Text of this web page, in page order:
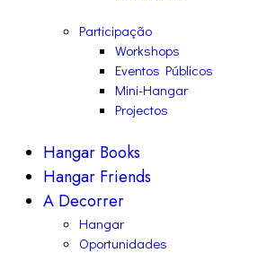
Participação
Workshops
Eventos Públicos
Mini-Hangar
Projectos
Hangar Books
Hangar Friends
A Decorrer
Hangar
Oportunidades